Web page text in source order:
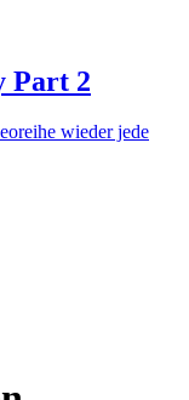
Part 2
wieder jede